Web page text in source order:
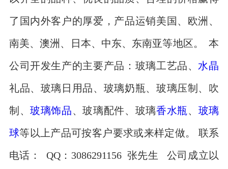
了国内外客户的厚爱，产品运销美国、欧洲、
南美、澳洲、日本、中东、东南亚等地区。 本
公司开发生产的主要产品：玻璃工艺品、 水晶
礼品、玻璃日用品、玻璃奶瓶、玻璃压制、吹
制、玻璃饰品 、玻璃配件、玻璃香水瓶 玻璃
球等以上产品可按客户要求或来样定做。 联系
电话： QQ：3086291156 张先生 公司成立以